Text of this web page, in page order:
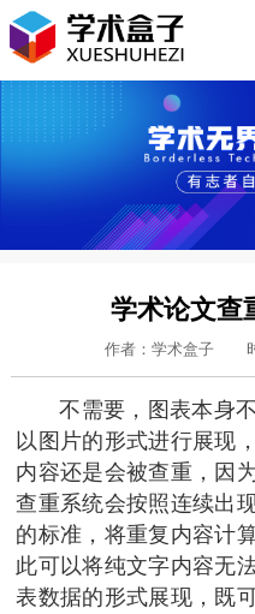
学术论文查
作者：学术盒子
不需要，图表本身
以图片的形式进行展现
内容还是会被查重，因
查重系统会按照连续出
的标准，将重复内容计
此可以将纯文字内容无
表数据的形式展现，既